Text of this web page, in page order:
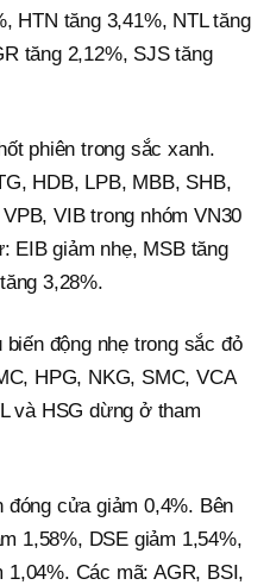
HTN tăng 3,41%, NTL tăng
tăng 2,12%, SJS tăng
phiên trong sắc xanh.
HDB, LPB, MBB, SHB,
VIB trong nhóm VN30
EIB giảm nhẹ, MSB tăng
3,28%.
động nhẹ trong sắc đỏ
HPG, NKG, SMC, VCA
và HSG dừng ở tham
đóng cửa giảm 0,4%. Bên
1,58%, DSE giảm 1,54%,
Các mã: AGR, BSI,